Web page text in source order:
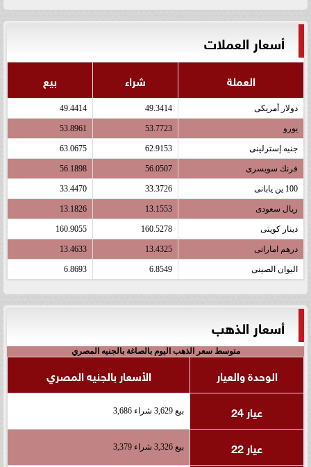
أسعار العملات
العملة شراء بيع
دولار أمريكى 49.3414
49.4414
يورو 53.7723
53.8961
جنيه إسترلينى 62.9153
63.0675
فرنك سويسرى 56.0507
56.1898
100 ين يابانى 33.3726
33.4470
ريال سعودى 13.1553
13.1826
دينار كويتى 160.5278
160.9055
درهم اماراتى 13.4325
13.4633
اليوان الصينى 6.8549
6.8693
أسعار الذهب
متوسط سعر الذهب اليوم بالصاغة بالجنيه المصري
الوحدة والعيار
الأسعار بالجنيه المصري
عيار 24
بيع 3,629 شراء 3,686
عيار 22 بيع 3,326 شراء 3,379